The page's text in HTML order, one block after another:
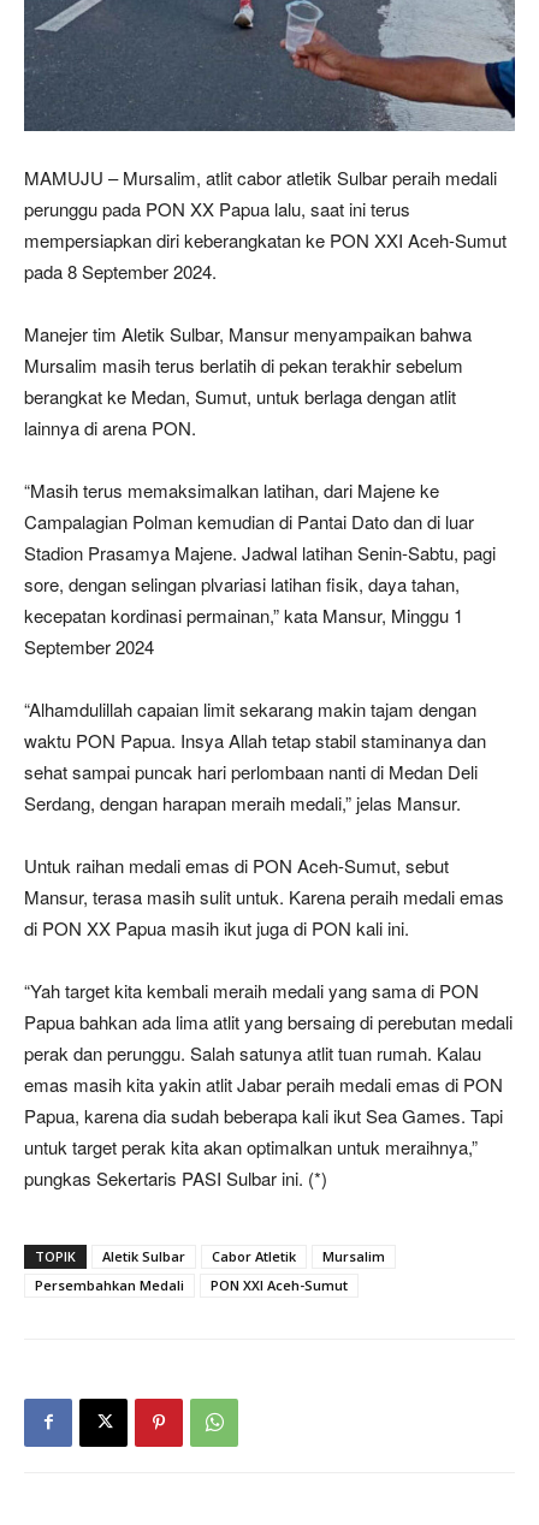
MAMUJU – Mursalim, atlit cabor atletik Sulbar peraih medali
perunggu pada PON XX Papua lalu, saat ini terus
mempersiapkan diri keberangkatan ke PON XXI Aceh-Sumut
pada 8 September 2024.
Manejer tim Aletik Sulbar, Mansur menyampaikan bahwa
Mursalim masih terus berlatih di pekan terakhir sebelum
berangkat ke Medan, Sumut, untuk berlaga dengan atlit
lainnya di arena PON.
“Masih terus memaksimalkan latihan, dari Majene ke
Campalagian Polman kemudian di Pantai Dato dan di luar
Stadion Prasamya Majene. Jadwal latihan Senin-Sabtu, pagi
sore, dengan selingan plvariasi latihan fisik, daya tahan,
kecepatan kordinasi permainan,” kata Mansur, Minggu 1
September 2024
“Alhamdulillah capaian limit sekarang makin tajam dengan
waktu PON Papua. Insya Allah tetap stabil staminanya dan
sehat sampai puncak hari perlombaan nanti di Medan Deli
Serdang, dengan harapan meraih medali,” jelas Mansur.
Untuk raihan medali emas di PON Aceh-Sumut, sebut
Mansur, terasa masih sulit untuk. Karena peraih medali emas
di PON XX Papua masih ikut juga di PON kali ini.
“Yah target kita kembali meraih medali yang sama di PON
Papua bahkan ada lima atlit yang bersaing di perebutan medali
perak dan perunggu. Salah satunya atlit tuan rumah. Kalau
emas masih kita yakin atlit Jabar peraih medali emas di PON
Papua, karena dia sudah beberapa kali ikut Sea Games. Tapi
untuk target perak kita akan optimalkan untuk meraihnya,”
pungkas Sekertaris PASI Sulbar ini. (*)
TOPIK Aletik Sulbar Cabor Atletik
Mursalim
Persembahkan Medali
PON XXI Aceh-Sumut